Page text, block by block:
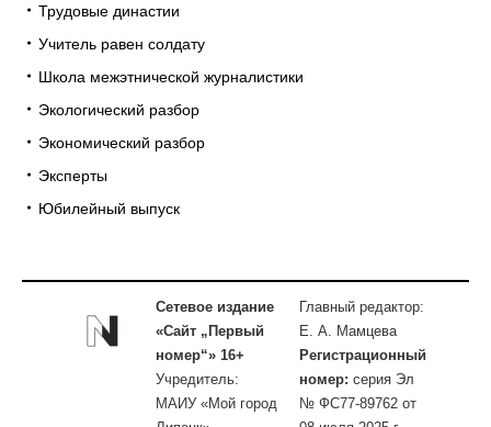
Трудовые династии
Учитель равен солдату
Школа межэтнической журналистики
Экологический разбор
Экономический разбор
Эксперты
Юбилейный выпуск
Сетевое издание
«Сайт „Первый
номер“» 16+
Учредитель:
МАИУ «Мой город
Главный редактор:
Е. А. Мамцева
Регистрационный
номер: серия Эл
№ ФС77-89762 от